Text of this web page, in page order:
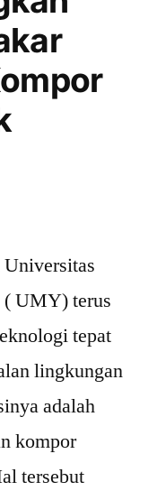
( UMY) terus
tepat
lingkungan
adalah
kompor
tersebut